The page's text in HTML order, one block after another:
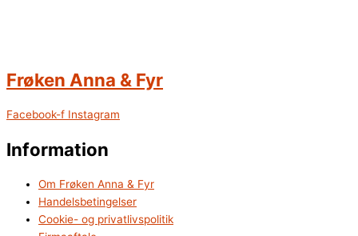
Frøken Anna & Fyr
Facebook-f Instagram
Information
Om Frøken Anna & Fyr
Handelsbetingelser
Cookie- og privatlivspolitik